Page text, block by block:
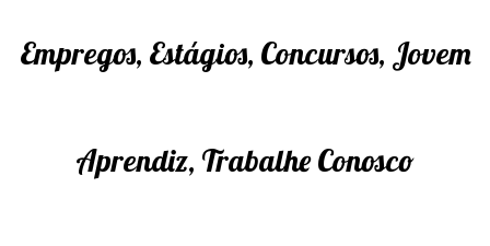
Empregos, Estágios, Concursos, Jovem
Aprendiz, Trabalhe Conosco